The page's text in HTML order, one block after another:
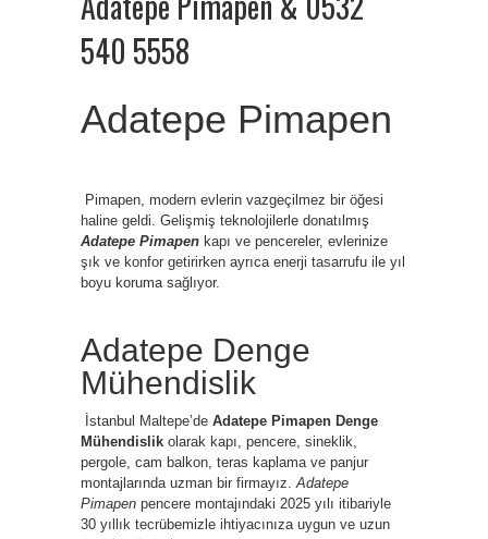
540 5558
Adatepe Pimapen
Pimapen, modern evlerin vazgeçilmez bir öğesi
haline geldi. Gelişmiş teknolojilerle donatılmış
Adatepe Pimapen kapı ve pencereler, evlerinize
şık ve konfor getirirken ayrıca enerji tasarrufu ile yıl
boyu koruma sağlıyor.
Adatepe Denge
Mühendislik
İstanbul Maltepe’de Adatepe Pimapen Denge
Mühendislik olarak kapı, pencere, sineklik,
pergole, cam balkon, teras kaplama ve panjur
montajlarında uzman bir firmayız.Adatepe
Pimapen pencere montajındaki 2025 yılı itibariyle
30 yıllık tecrübemizle ihtiyacınıza uygun ve uzun